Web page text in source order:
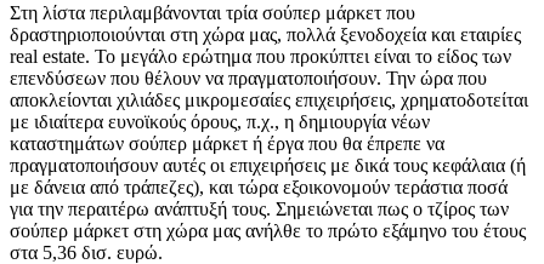
Στη λίστα περιλαμβάνονται τρία σούπερ μάρκετ που
δραστηριοποιούνται στη χώρα μας, πολλά ξενοδοχεία και εταιρίες
real estate. Το μεγάλο ερώτημα που προκύπτει είναι το είδος των
επενδύσεων που θέλουν να πραγματοποιήσουν. Την ώρα που
αποκλείονται χιλιάδες μικρομεσαίες επιχειρήσεις, χρηματοδοτείται
με ιδιαίτερα ευνοϊκούς όρους, π.χ., η δημιουργία νέων
καταστημάτων σούπερ μάρκετ ή έργα που θα έπρεπε να
πραγματοποιήσουν αυτές οι επιχειρήσεις με δικά τους κεφάλαια (ή
με δάνεια από τράπεζες), και τώρα εξοικονομούν τεράστια ποσά
για την περαιτέρω ανάπτυξή τους. Σημειώνεται πως ο τζίρος των
σούπερ μάρκετ στη χώρα μας ανήλθε το πρώτο εξάμηνο του έτους
στα 5,36 δισ. ευρώ.